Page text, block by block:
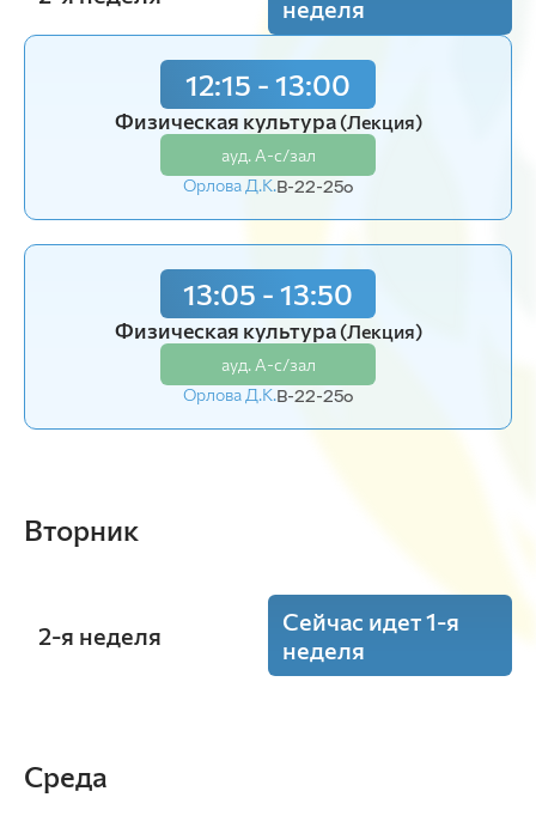
неделя
12:15 - 13:00
Физическая культура(Лекция)
ауд. А-с/зал
Орлова Д.К.В-22-25o
13:05 - 13:50
Физическая культура(Лекция)
ауд. А-с/зал
Орлова Д.К.В-22-25o
12:15 - 13:00
Физическая культура(Лекция)
ауд. А-с/зал
Орлова Д.К.В-22-25o
13:05 - 13:50
Физическая культура(Лекция)
ауд. А-с/зал
Орлова Д.К.В-22-25o
Вторник
2-я неделя
Сейчас идет 1-я
неделя
Среда